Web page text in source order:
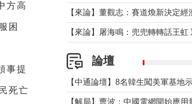
方高
困
事提
死亡
【來論】董觀志：賽道煥新決定經
論壇